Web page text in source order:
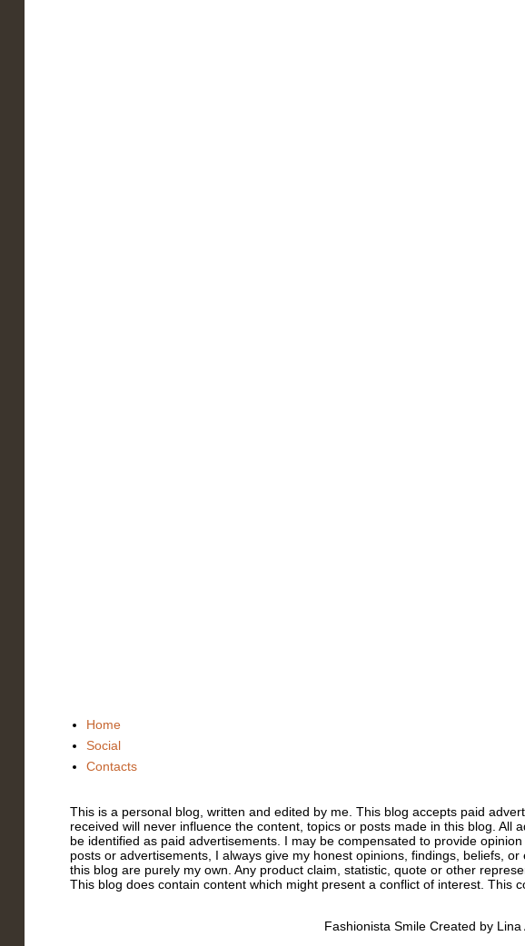
Home
Social
Contacts
This is a personal blog, written and edited by me. This blog accepts paid
received will never influence the content, topics or posts made in this blog.
be identified as paid advertisements. I may be compensated to provide
posts or advertisements, I always give my honest opinions, findings, beliefs,
this blog are purely my own. Any product claim, statistic, quote or other
This blog does contain content which might present a conflict of interest. This
Fashionista Smile Created by